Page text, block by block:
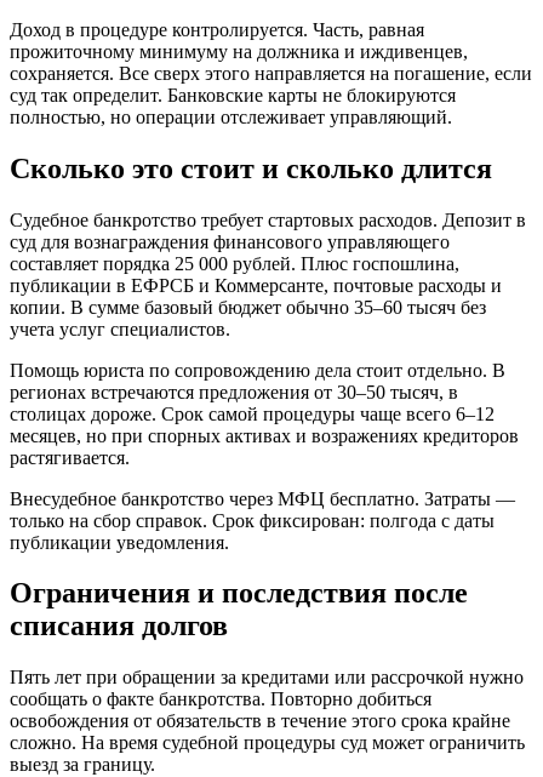
Доход в процедуре контролируется. Часть, равная
прожиточному минимуму на должника и иждивенцев,
сохраняется. Все сверх этого направляется на погашение, если
суд так определит. Банковские карты не блокируются
полностью, но операции отслеживает управляющий.
Сколько это стоит и сколько длится
Судебное банкротство требует стартовых расходов. Депозит в
суд для вознаграждения финансового управляющего
составляет порядка 25 000 рублей. Плюс госпошлина,
публикации в ЕФРСБ и Коммерсанте, почтовые расходы и
копии. В сумме базовый бюджет обычно 35–60 тысяч без
учета услуг специалистов.
Помощь юриста по сопровождению дела стоит отдельно. В
регионах встречаются предложения от 30–50 тысяч, в
столицах дороже. Срок самой процедуры чаще всего 6–12
месяцев, но при спорных активах и возражениях кредиторов
растягивается.
Внесудебное банкротство через МФЦ бесплатно. Затраты —
только на сбор справок. Срок фиксирован: полгода с даты
публикации уведомления.
Ограничения и последствия после
списания долгов
Пять лет при обращении за кредитами или рассрочкой нужно
сообщать о факте банкротства. Повторно добиться
освобождения от обязательств в течение этого срока крайне
сложно. На время судебной процедуры суд может ограничить
выезд за границу.